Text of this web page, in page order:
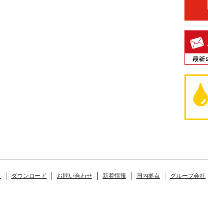
ダウンロード お問い合わせ 新着情報 国内拠点 グループ会社